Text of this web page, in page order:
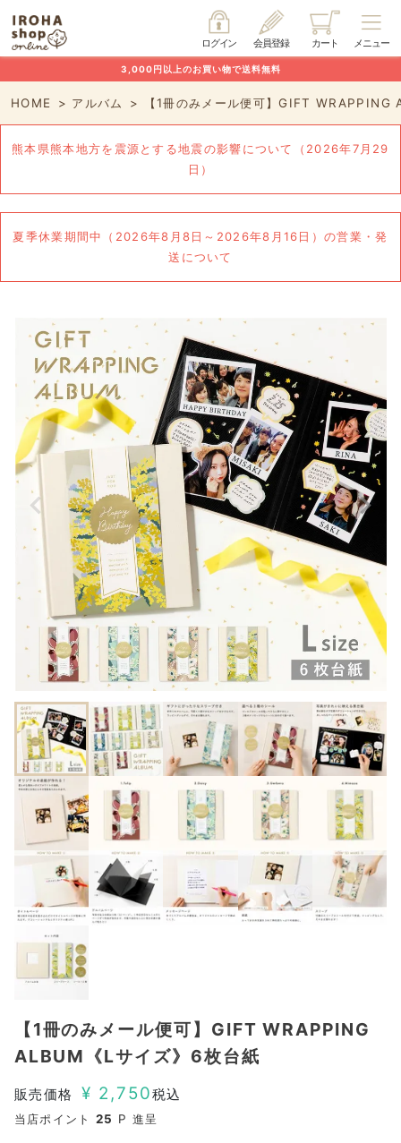
メニュー
カート
会員登録
ログイン
3,000円以上のお買い物で送料無料
HOME アルバム 【1冊のみメール便可】GIFT
熊本県熊本地方を震源とする地震の影響について（2026年7月29
日）
夏季休業期間中（2026年8月8日～2026年8月16日）の営業・発
送について
【1冊のみメール便可】GIFT WRAPPING
ALBUM《Lサイズ》6枚台紙
販売価格 ¥ 2,750税込
当店ポイント 25 P 進呈